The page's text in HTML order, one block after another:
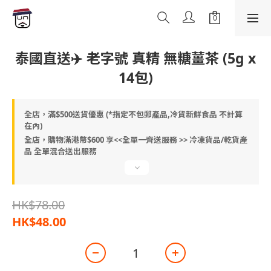
泰國直送✈️ 老字號 真精 無糖薑茶 (5g x
14包)
全店，滿$500送貨優惠 (*指定不包郵產品,冷貨新鮮食品 不計算
在內)
全店，購物滿港幣$600 享<<全單一齊送服務 >> 冷凍貨品/乾貨產
品 全單混合送出服務
HK$78.00
HK$48.00